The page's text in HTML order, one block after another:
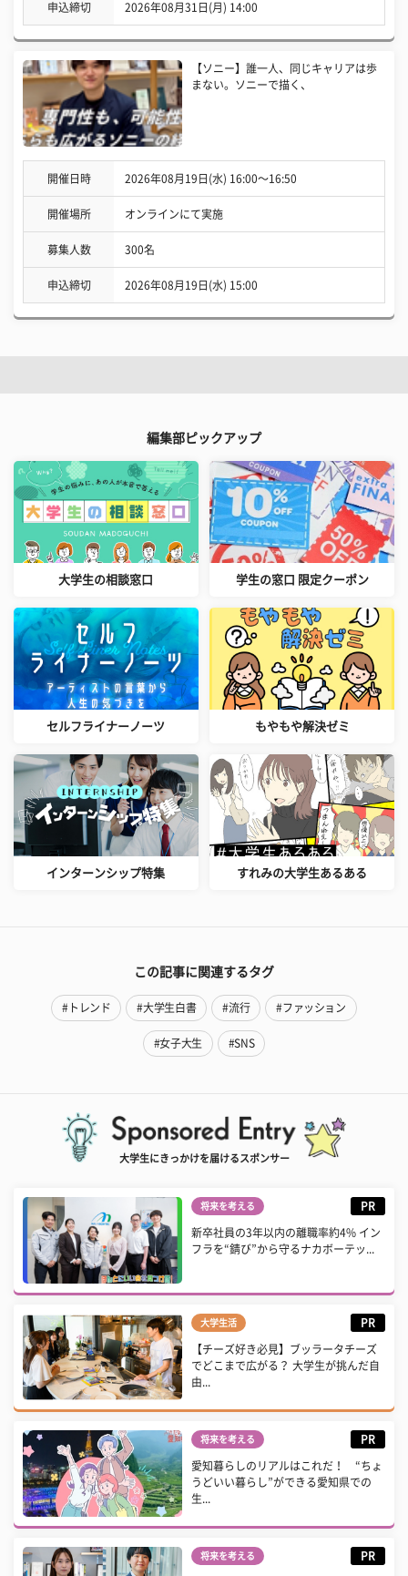
申込締切 2026年08月31日(月) 14:00
【ソニー】誰一人、同じキャリアは歩
まない。ソニーで描く、
開催日時 2026年08月19日(水) 16:00〜16:50
開催場所 オンラインにて実施
募集人数 300名
申込締切 2026年08月19日(水) 15:00
編集部ピックアップ
大学生の相談窓口 学生の窓口 限定クーポン
セルフライナーノーツ もやもや解決ゼミ
インターンシップ特集 すれみの大学生あるある
この記事に関連するタグ
#トレンド #大学生白書 #流行 #ファッション
#女子大生 #SNS
大学生にきっかけを届けるスポンサー
将来を考える PR
新卒社員の3年以内の離職率約4% イン
フラを“錆び”から守るナカボーテッ...
大学生活 PR
【チーズ好き必見】ブッラータチーズ
でどこまで広がる？ 大学生が挑んだ自
由...
将来を考える PR
愛知暮らしのリアルはこれだ！ “ちょ
うどいい暮らし”ができる愛知県での
生...
将来を考える PR